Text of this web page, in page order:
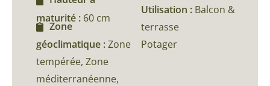
maturité : 60 cm
Zone
géoclimatique :Zone
tempérée, Zone
méditerranéenne,
Utilisation : Balcon &
terrasse
Potager